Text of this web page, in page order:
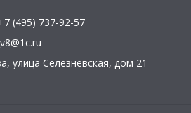
(495) 737-92-57
, улица Селезнёвская, дом 21